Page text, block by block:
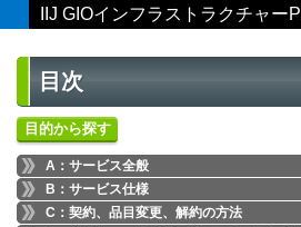
IIJ GIOインフラストラクチャ
目次
目的から探す
A：サービス全般
B：サービス仕様
C：契約、品目変更、解約の方法